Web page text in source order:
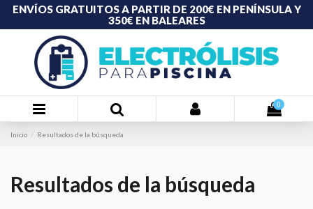
ENVÍOS GRATUITOS A PARTIR DE 200€ EN PENÍNSULA Y
350€ EN BALEARES
0
Inicio Resultados de la búsqueda
Resultados de la búsqueda